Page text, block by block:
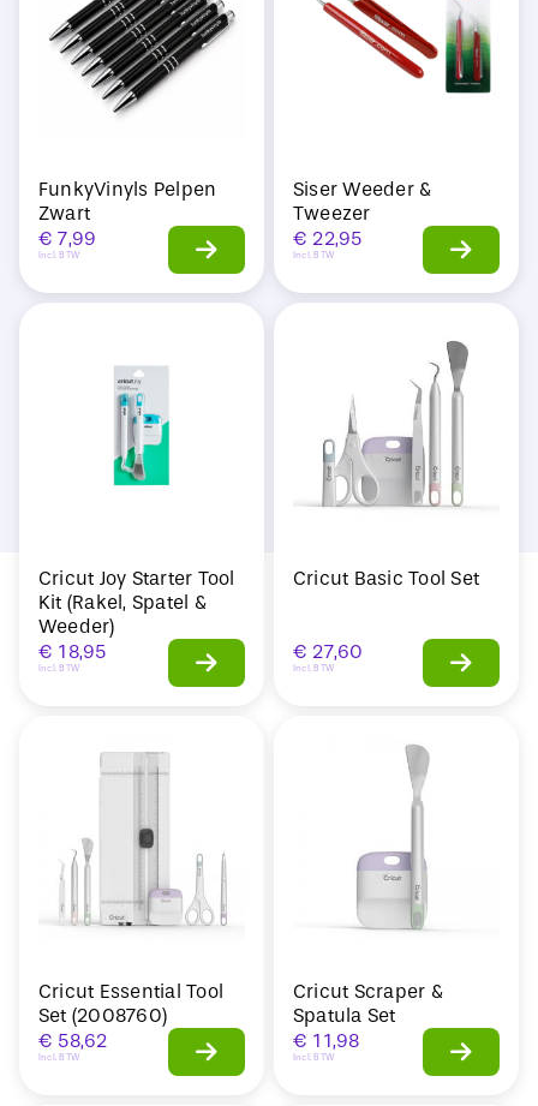
Sale
FunkyVinyls Pelpen
Zwart
€ 7,99
Incl. BTW
Siser Weeder &
Tweezer
€ 22,95
Incl. BTW
Cricut Joy Starter Tool
Kit (Rakel, Spatel &
Weeder)
€ 18,95
Incl. BTW
Cricut Basic Tool Set
€ 27,60
Incl. BTW
Cricut Essential Tool
Set (2008760)
€ 58,62
Incl. BTW
Cricut Scraper &
Spatula Set
€ 11,98
Incl. BTW